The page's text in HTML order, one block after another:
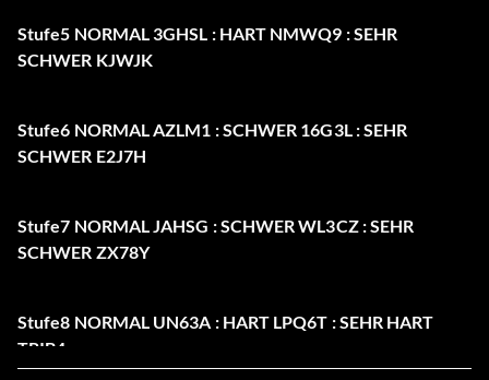
Stufe5 NORMAL 3GHSL : HART NMWQ9 : SEHR
SCHWER KJWJK
Stufe6 NORMAL AZLM1 : SCHWER 16G3L : SEHR
SCHWER E2J7H
Stufe7 NORMAL JAHSG : SCHWER WL3CZ : SEHR
SCHWER ZX78Y
Stufe8 NORMAL UN63A : HART LPQ6T : SEHR HART
TRIB4